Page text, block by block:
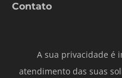
Contato
A sua privacidade é
atendimento das suas